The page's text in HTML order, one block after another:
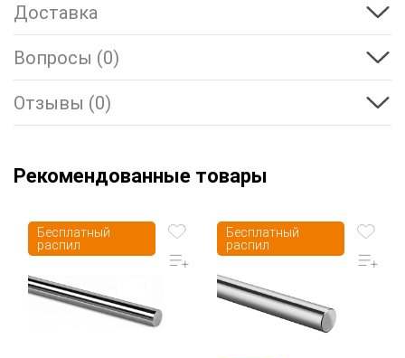
Доставка
Вопросы (0)
Отзывы (0)
Рекомендованные товары
Бесплатный
распил
Бесплатный
распил